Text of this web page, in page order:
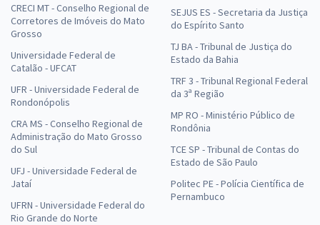
CRECI MT - Conselho Regional de
Corretores de Imóveis do Mato
Grosso
Universidade Federal de
Catalão - UFCAT
UFR - Universidade Federal de
Rondonópolis
CRA MS - Conselho Regional de
Administração do Mato Grosso
do Sul
UFJ - Universidade Federal de
Jataí
UFRN - Universidade Federal do
Rio Grande do Norte
SEJUS ES - Secretaria da Justiça
do Espírito Santo
TJ BA - Tribunal de Justiça do
Estado da Bahia
TRF 3 - Tribunal Regional Federal
da 3ª Região
MP RO - Ministério Público de
Rondônia
TCE SP - Tribunal de Contas do
Estado de São Paulo
Politec PE - Polícia Científica de
Pernambuco